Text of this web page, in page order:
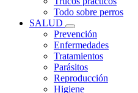
Todo sobre perros
SALUD
Prevención
Enfermedades
Tratamientos
Parásitos
Reproducción
Higiene